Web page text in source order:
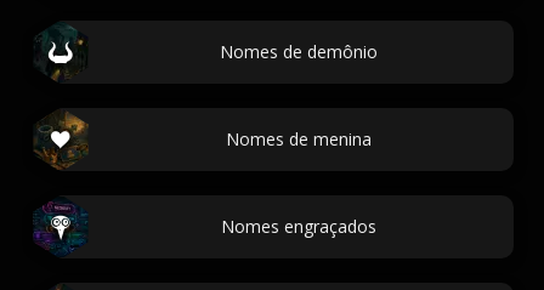
Nomes de demônio
Nomes de menina
Nomes engraçados